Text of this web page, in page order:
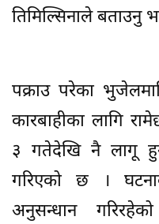
तिमिल्सिनाले बताउनु
पक्राउ परेका
कारबाहीका लागि
३ गतेदेखि नै लागू
गरिएको छ ।
अनुसन्धान